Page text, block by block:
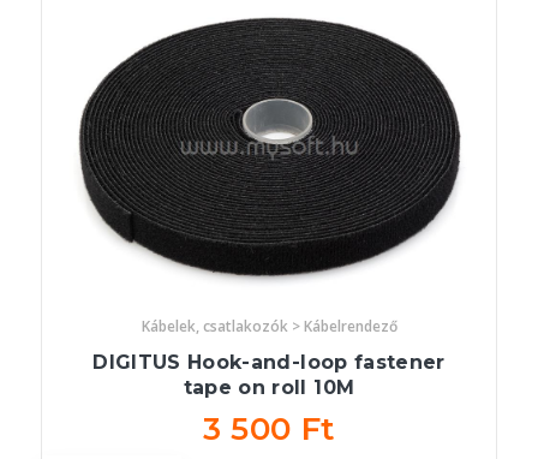
Kábelek, csatlakozók > Kábelrendező
DIGITUS Hook-and-loop fastener
tape on roll 10M
3 500 Ft